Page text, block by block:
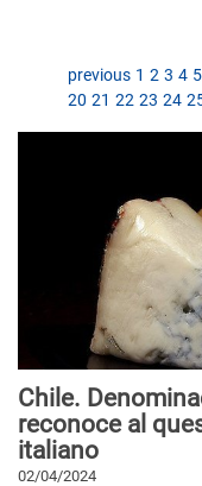
previous 1 2 3 4 5
20 21 22 23 24
Chile.
reconoce al
italiano
02/04/2024